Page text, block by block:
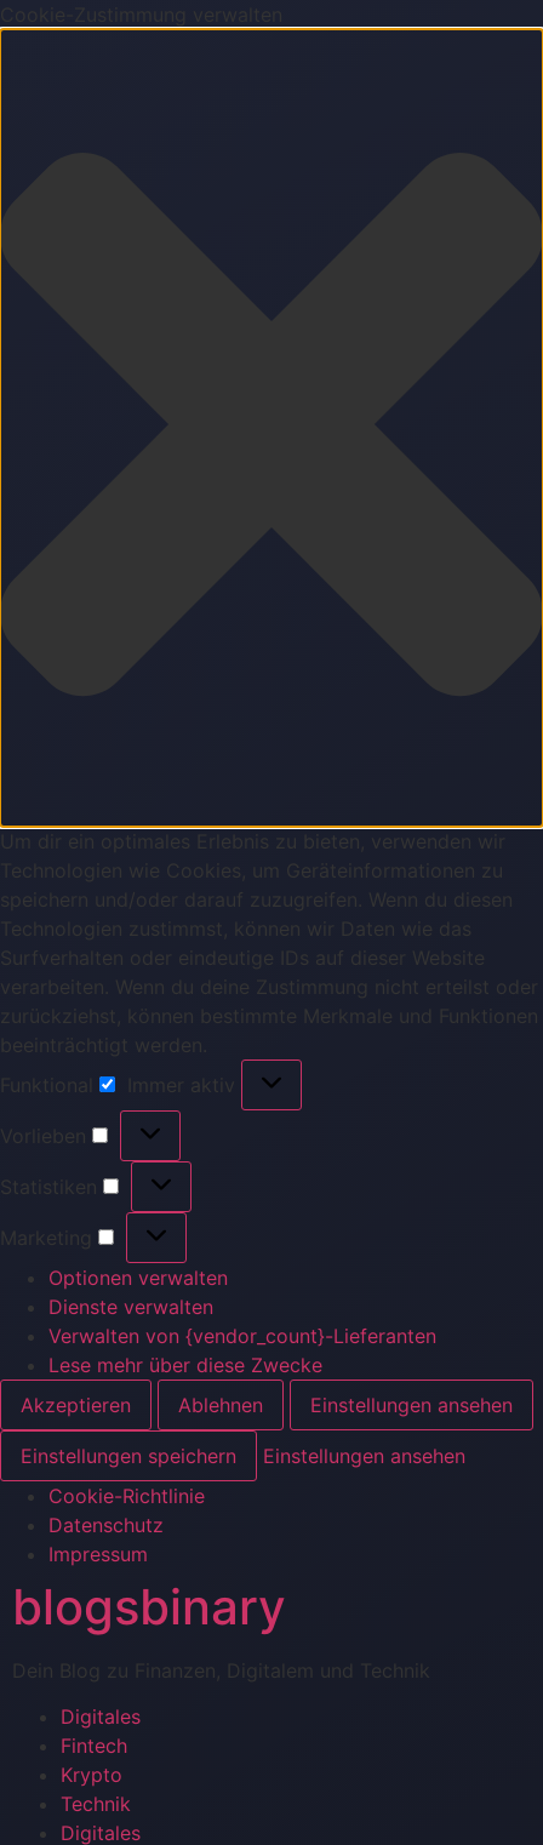
Cookie-Zustimmung verwalten
Um dir ein optimales Erlebnis zu bieten, verwenden wir
Technologien wie Cookies, um Geräteinformationen zu
speichern und/oder darauf zuzugreifen. Wenn du diesen
Technologien zustimmst, können wir Daten wie das
Surfverhalten oder eindeutige IDs auf dieser Website
verarbeiten. Wenn du deine Zustimmung nicht erteilst oder
zurückziehst, können bestimmte Merkmale und Funktionen
beeinträchtigt werden.
Funktional
Funktional
Immer aktiv
Vorlieben
Vorlieben
Statistiken
Statistiken
Marketing
Marketing
Optionen verwalten
Dienste verwalten
Verwalten von {vendor_count}-Lieferanten
Lese mehr über diese Zwecke
Akzeptieren
Ablehnen Einstellungen ansehen
Einstellungen speichern
Einstellungen ansehen
Cookie-Richtlinie
Datenschutz
Impressum
Inhalt
blogsbinary
Dein Blog zu Finanzen, Digitalem und Technik
Digitales
Fintech
Krypto
Technik
Menü Digitales